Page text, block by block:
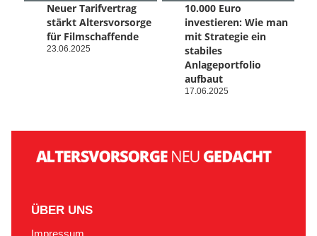
Neuer Tarifvertrag
stärkt Altersvorsorge
für Filmschaffende
23.06.2025
10.000 Euro
investieren: Wie man
mit Strategie ein
stabiles
Anlageportfolio
aufbaut
17.06.2025
ÜBER UNS